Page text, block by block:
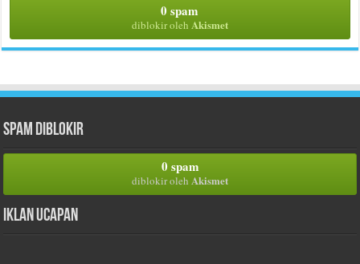
0 spam
diblokir oleh Akismet
Spam Diblokir
0 spam
diblokir oleh Akismet
Iklan Ucapan